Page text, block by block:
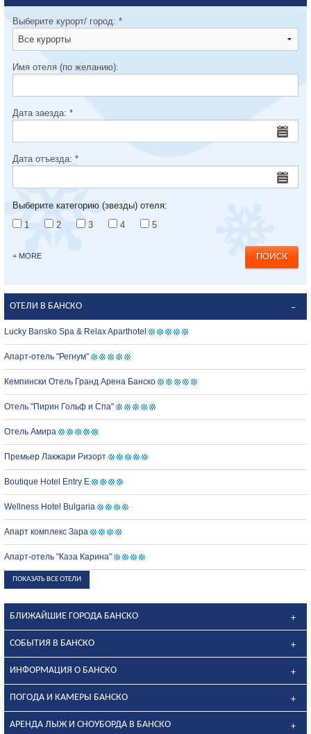
Выберите курорт/ город: *
Имя отеля (по желанию):
Дата заезда: *
Дата отъезда: *
Выберите категорию (звезды) отеля:
1
2 3 4 5
+ MORE
ОТЕЛИ В БАНСКО
Lucky Bansko Spa & Relax Aparthotel
Апарт-отель "Регнум"
Кемпински Отель Гранд Арена Банско
Отель "Пирин Гольф и Спа"
Отель Амира
Премьер Лакжари Ризорт
Boutique Hotel Entry E
Wellness Hotel Bulgaria
Апарт комплекс Зара
Апарт-отель "Каза Карина"
ПОКАЗАТЬ ВСЕ ОТЕЛИ
БЛИЖАЙШИЕ ГОРОДА БАНСКО
СОБЫТИЯ В БАНСКО
ИНФОРМАЦИЯ О БАНСКО
ПОГОДА И КАМЕРЫ БАНСКО
АРЕНДА ЛЫЖ И СНОУБОРДА В БАНСКО